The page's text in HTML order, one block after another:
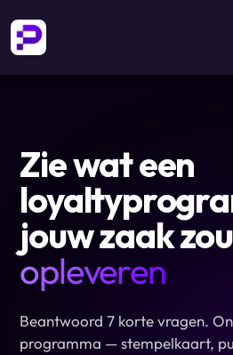
Zie wat een
jouw zaak zou
opleveren
Beantwoord 7 korte vragen.
programma — stempelkaart,